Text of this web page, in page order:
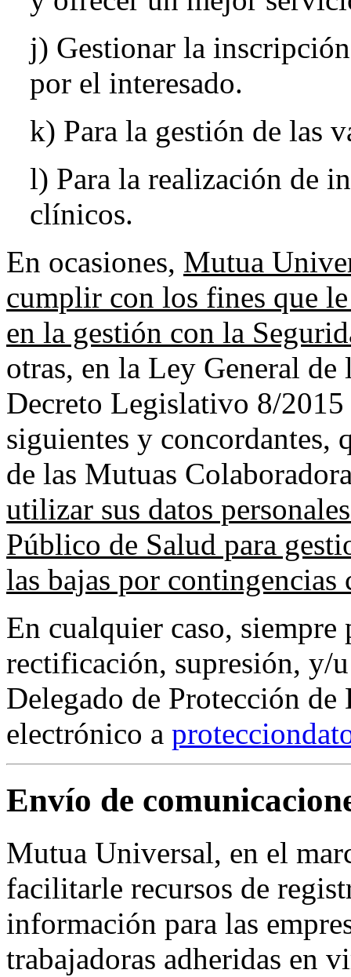
j) Gestionar la
por el interesado.
k) Para la gestión de las
l) Para la realización de
clínicos.
En ocasiones, Mutua
cumplir con los fines que
en la gestión con la
otras, en la Ley General
Decreto Legislativo 8/
siguientes y
de las Mutuas
utilizar sus datos
Público de Salud para
las bajas por contingencias
En cualquier caso, siempre
rectificación, supresión, y/
Delegado de Protección
electrónico a
Envío de
Mutua Universal, en el
facilitarle recursos de
información para las
trabajadoras adheridas en